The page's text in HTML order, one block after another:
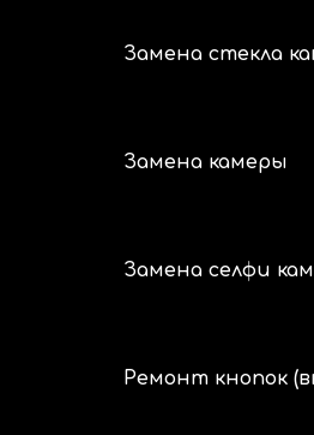
Замена стекла
Замена камеры
Замена селфи
Ремонт кнопок